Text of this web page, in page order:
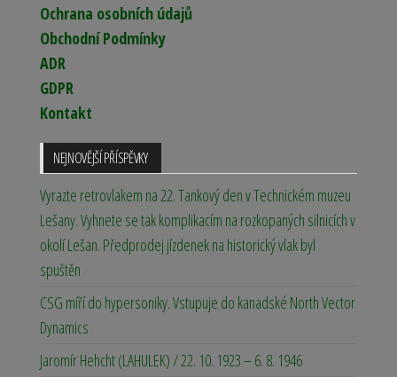
Ochrana osobních údajů
Obchodní Podmínky
ADR
GDPR
Kontakt
NEJNOVĚJŠÍ PŘÍSPĚVKY
Vyrazte retrovlakem na 22. Tankový den v Technickém muzeu
Lešany. Vyhnete se tak komplikacím na rozkopaných silnicích v
okolí Lešan. Předprodej jízdenek na historický vlak byl
spuštěn
CSG míří do hypersoniky. Vstupuje do kanadské North Vector
Dynamics
Jaromír Hehcht (LAHULEK) / 22. 10. 1923 – 6. 8. 1946